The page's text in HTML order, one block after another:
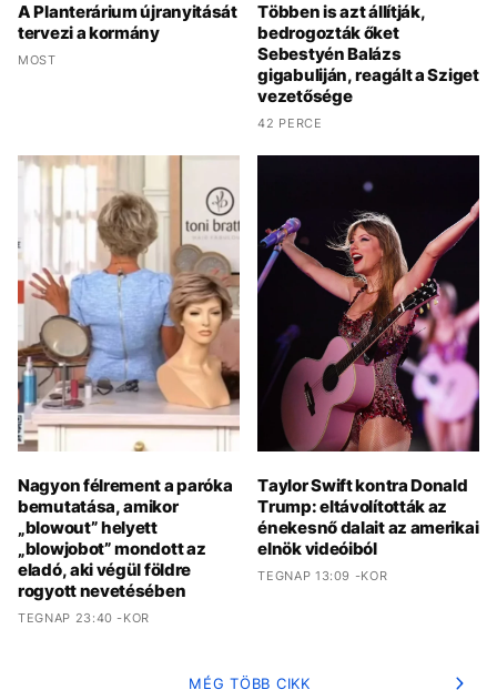
A Planterárium újranyitását
tervezi a kormány
MOST
Többen is azt állítják,
bedrogozták őket
Sebestyén Balázs
gigabuliján, reagált a Sziget
vezetősége
42 PERCE
Nagyon félrement a paróka
bemutatása, amikor
„blowout” helyett
„blowjobot” mondott az
eladó, aki végül földre
rogyott nevetésében
TEGNAP 23:40 -KOR
Taylor Swift kontra Donald
Trump: eltávolították az
énekesnő dalait az amerikai
elnök videóiból
TEGNAP 13:09 -KOR
MÉG TÖBB CIKK